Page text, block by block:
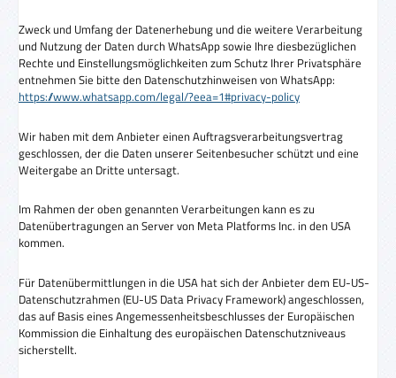
Zweck und Umfang der Datenerhebung und die weitere Verarbeitung
und Nutzung der Daten durch WhatsApp sowie Ihre diesbezüglichen
Rechte und Einstellungsmöglichkeiten zum Schutz Ihrer Privatsphäre
entnehmen Sie bitte den Datenschutzhinweisen von WhatsApp:
https://www.whatsapp.com/legal/?eea=1#privacy-policy
Wir haben mit dem Anbieter einen Auftragsverarbeitungsvertrag
geschlossen, der die Daten unserer Seitenbesucher schützt und eine
Weitergabe an Dritte untersagt.
Im Rahmen der oben genannten Verarbeitungen kann es zu
Datenübertragungen an Server von Meta Platforms Inc. in den USA
kommen.
Für Datenübermittlungen in die USA hat sich der Anbieter dem EU-US-
Datenschutzrahmen (EU-US Data Privacy Framework) angeschlossen,
das auf Basis eines Angemessenheitsbeschlusses der Europäischen
Kommission die Einhaltung des europäischen Datenschutzniveaus
sicherstellt.